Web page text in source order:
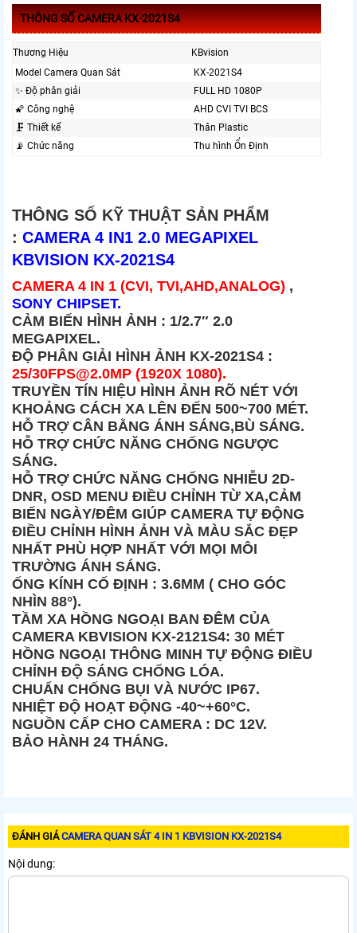
THÔNG SỐ CAMERA KX-2021S4
Thương Hiệu
KBvision
Model Camera Quan Sát
KX-2021S4
✨ Độ phân giải
FULL HD 1080P
🌠 Công nghệ
AHD CVI TVI BCS
🗜️ Thiết kế
Thân Plastic
📡 Chức năng
Thu hình Ổn Định
THÔNG SỐ KỸ THUẬT SẢN PHẨM
: CAMERA 4 IN1 2.0 MEGAPIXEL
KBVISION KX-2021S4
CAMERA 4 IN 1 (CVI, TVI,AHD,ANALOG) ,
SONY CHIPSET.
CẢM BIẾN HÌNH ẢNH : 1/2.7″ 2.0
MEGAPIXEL.
ĐỘ PHÂN GIẢI HÌNH ẢNH KX-2021S4 :
25/30FPS@2.0MP (1920X 1080).
TRUYỀN TÍN HIỆU HÌNH ẢNH RÕ NÉT VỚI
KHOẢNG CÁCH XA LÊN ĐẾN 500~700 MÉT.
HỖ TRỢ CÂN BẰNG ÁNH SÁNG,BÙ SÁNG.
HỖ TRỢ CHỨC NĂNG CHỐNG NGƯỢC
SÁNG.
HỖ TRỢ CHỨC NĂNG CHỐNG NHIỄU 2D-
DNR, OSD MENU ĐIỀU CHỈNH TỪ XA,CẢM
BIẾN NGÀY/ĐÊM GIÚP CAMERA TỰ ĐỘNG
ĐIỀU CHỈNH HÌNH ẢNH VÀ MÀU SẮC ĐẸP
NHẤT PHÙ HỢP NHẤT VỚI MỌI MÔI
TRƯỜNG ÁNH SÁNG.
ỐNG KÍNH CỐ ĐỊNH : 3.6MM ( CHO GÓC
NHÌN 88°).
TẦM XA HỒNG NGOẠI BAN ĐÊM CỦA
CAMERA KBVISION KX-2121S4: 30 MÉT
HỒNG NGOẠI THÔNG MINH TỰ ĐỘNG ĐIỀU
CHỈNH ĐỘ SÁNG CHỐNG LÓA.
CHUẨN CHỐNG BỤI VÀ NƯỚC IP67.
NHIỆT ĐỘ HOẠT ĐỘNG -40~+60°C.
NGUỒN CẤP CHO CAMERA : DC 12V.
BẢO HÀNH 24 THÁNG.
ĐÁNH GIÁCAMERA QUAN SÁT 4 IN 1 KBVISION KX-2021S4
Nội dung: